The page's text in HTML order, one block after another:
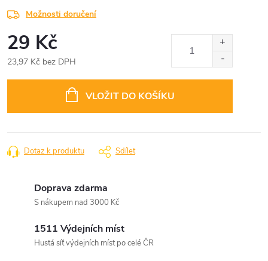
Možnosti doručení
29 Kč
23,97 Kč bez DPH
VLOŽIT DO KOŠÍKU
Dotaz k produktu Sdílet
Doprava zdarma
S nákupem nad 3000 Kč
1511 Výdejních míst
Hustá síť výdejních míst po celé ČR